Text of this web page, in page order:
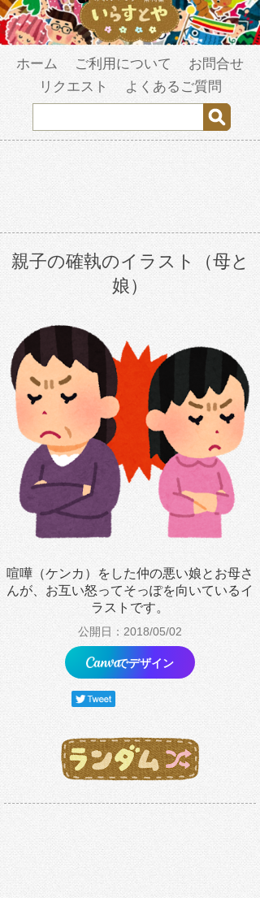
ホーム ご利用について
お問合せ
リクエスト
よくあるご質問
親子の確執のイラスト（母と
娘）
喧嘩（ケンカ）をした仲の悪い娘とお母さ
んが、お互い怒ってそっぽを向いているイ
ラストです。
公開日：2018/05/02
でデザイン